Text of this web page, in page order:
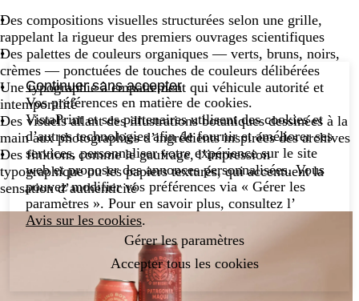
Des compositions visuelles structurées selon une grille,
rappelant la rigueur des premiers ouvrages scientifiques
Des palettes de couleurs organiques — verts, bruns, noirs,
crèmes — ponctuées de touches de couleurs délibérées
Une typographie à empattement qui véhicule autorité et
intemporalité
Des visuels allant des illustrations botaniques dessinées à la
main aux photographies d’ingrédients inspirées des archives
Des finitions comme le gaufrage, l’impression
typographique ou les papiers texturés, qui accentuent la
sensation d’authenticité
Continuer sans accepter
Vos préférences en matière de cookies.
VistaPrint et ses partenaires utilisent des cookies et
d’autres technologies afin de fournir et améliorer ses
services, personnaliser votre expérience sur le site
web et proposer des annonces personnalisées. Vous
pouvez modifier vos préférences via « Gérer les
paramètres ». Pour en savoir plus, consultez l’
Avis sur les cookies.
Gérer les paramètres
Accepter tous les cookies